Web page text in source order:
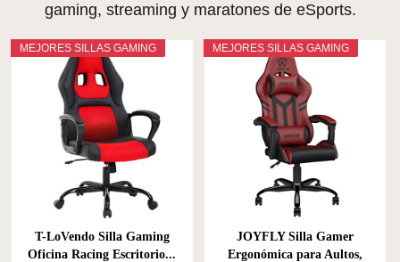
gaming, streaming y maratones de eSports.
MEJORES SILLAS GAMING
T-LoVendo Silla Gaming
Oficina Racing Escritorio...
MEJORES SILLAS GAMING
JOYFLY Silla Gamer
Ergonómica para Aultos,